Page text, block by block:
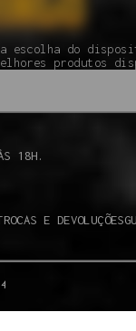
a escolha do
produtos
18H.
E DEVOLUÇÕES